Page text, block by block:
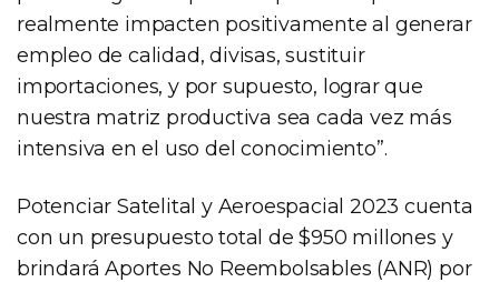
realmente impacten positivamente al generar
empleo de calidad, divisas, sustituir
importaciones, y por supuesto, lograr que
nuestra matriz productiva sea cada vez más
intensiva en el uso del conocimiento”.
Potenciar Satelital y Aeroespacial 2023 cuenta
con un presupuesto total de $950 millones y
brindará Aportes No Reembolsables (ANR) por